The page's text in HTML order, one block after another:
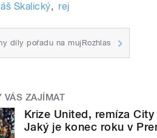
Skalický, rej
díly pořadu na mujRozhlas
VÁS ZAJÍMAT
Krize United, remíza
Jaký je konec roku v